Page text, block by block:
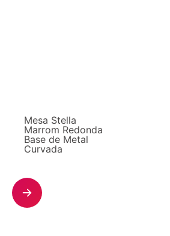
Mesa Stella
Marrom Redonda
Base de Metal
Curvada